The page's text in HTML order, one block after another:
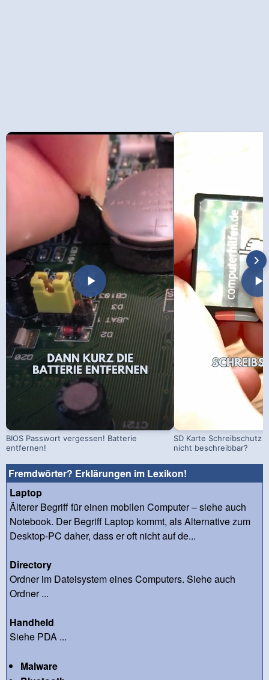
BIOS Passwort vergessen! Batterie
entfernen!
SD Karte Schreibschutz
nicht beschreibbar?
Fremdwörter? Erklärungen im Lexikon!
Laptop
Älterer Begriff für einen mobilen Computer – siehe auch
Notebook. Der Begriff Laptop kommt, als Alternative zum
Desktop-PC daher, dass er oft nicht auf de...
Directory
Ordner im Dateisystem eines Computers. Siehe auch
Ordner ...
Handheld
Siehe PDA ...
Malware